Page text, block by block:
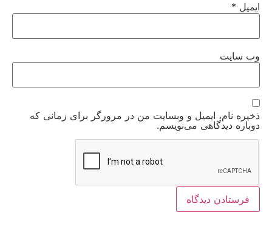
ایمیل *
وب‌ سایت
ذخیره نام، ایمیل و وبسایت من در مرورگر برای زمانی که
دوباره دیدگاهی می‌نویسم.